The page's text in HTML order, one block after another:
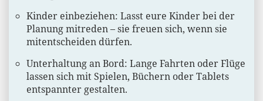
Kinder einbeziehen: Lasst eure Kinder bei der
Planung mitreden – sie freuen sich, wenn sie
mitentscheiden dürfen.
Unterhaltung an Bord: Lange Fahrten oder Flüge
lassen sich mit Spielen, Büchern oder Tablets
entspannter gestalten.